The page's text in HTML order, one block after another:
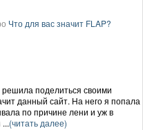
Что для вас значит FLAP?
поделиться своими
данный сайт. На него я попала
по причине лени и уж в
(читать далее)